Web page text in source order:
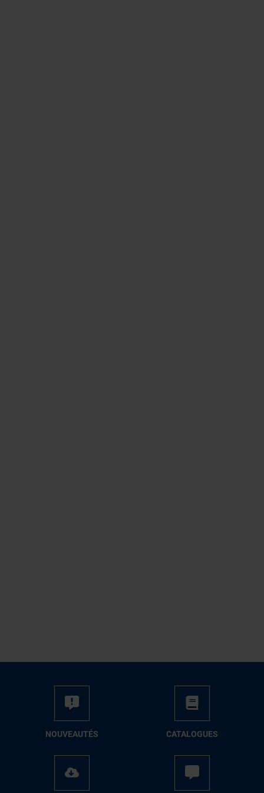
NOUVEAUTÉS CATALOGUES